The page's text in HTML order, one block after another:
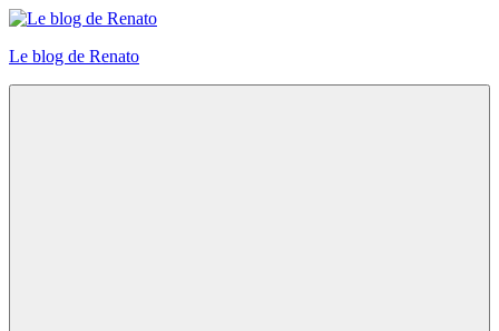
Skip
content
Le blog de Renato